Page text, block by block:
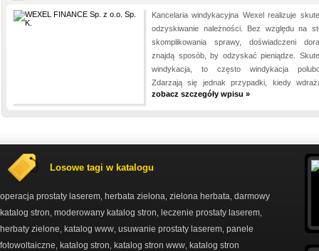
Kancelaria windykacyjna Wexel realizuje
odzyskiwanie należności. Bez względu na
skomplikowania sprawy, doświadczeni
znajdą sposób, by odzyskać pieniądze.
windykacja, to często windykacja
Zdarzają się jednak przypadki, kiedy
zobacz szczegóły wpisu »
Losowe tagi w katalogu
operacja prostaty laserem herbata zielona zielona herbata darmowy
katalog stron moderowany katalog stron leczenie prostaty laserem
herbaty zielone katalog www usuwanie prostaty laserem panele
fotowoltaiczne
katalog stron katalog stron www katalog stron